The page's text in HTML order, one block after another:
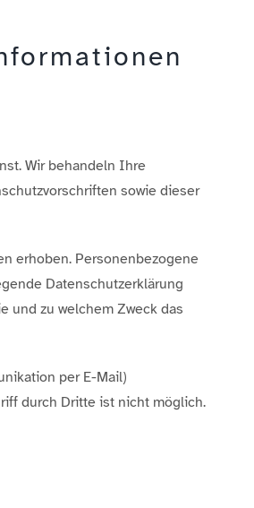
Wir behandeln Ihre
sowie dieser
erhoben. Personenbezogene
Datenschutzerklärung
und zu welchem Zweck das
per E-Mail)
durch Dritte ist nicht möglich.